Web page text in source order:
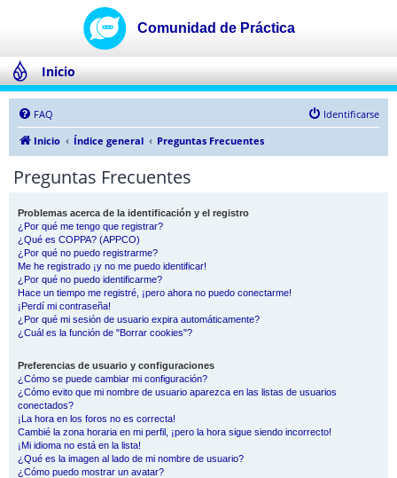
Inicio
FAQ
Identificarse
Inicio
Índice general Preguntas Frecuentes
Preguntas Frecuentes
Problemas acerca de la identificación y el registro
¿Por qué me tengo que registrar?
¿Qué es COPPA? (APPCO)
¿Por qué no puedo registrarme?
Me he registrado ¡y no me puedo identificar!
¿Por qué no puedo identificarme?
Hace un tiempo me registré, ¡pero ahora no puedo conectarme!
¡Perdí mi contraseña!
¿Por qué mi sesión de usuario expira automáticamente?
¿Cuál es la función de "Borrar cookies"?
Preferencias de usuario y configuraciones
¿Cómo se puede cambiar mi configuración?
¿Cómo evito que mi nombre de usuario aparezca en las listas de usuarios
conectados?
¡La hora en los foros no es correcta!
Cambié la zona horaria en mi perfil, ¡pero la hora sigue siendo incorrecto!
¡Mi idioma no está en la lista!
¿Qué es la imagen al lado de mi nombre de usuario?
¿Cómo puedo mostrar un avatar?